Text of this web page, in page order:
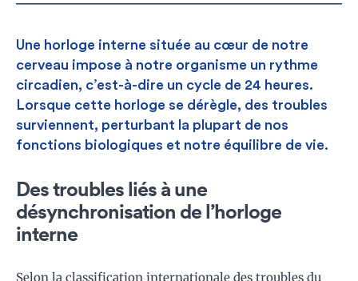
Une horloge interne située au cœur de notre
cerveau impose à notre organisme un rythme
circadien, c’est-à-dire un cycle de 24 heures.
Lorsque cette horloge se dérègle, des troubles
surviennent, perturbant la plupart de nos
fonctions biologiques et notre équilibre de vie.
Des troubles liés à une
désynchronisation de l’horloge
interne
Selon la classification internationale des troubles du